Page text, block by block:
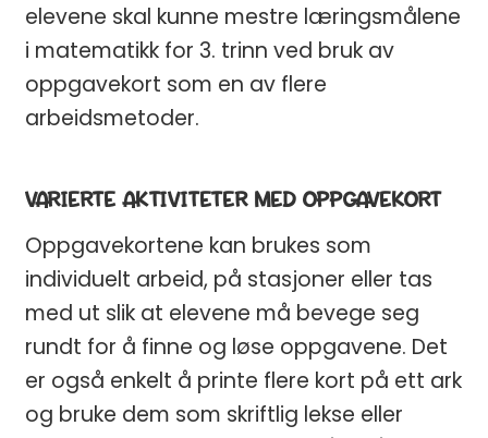
elevene skal kunne mestre læringsmålene
i matematikk for 3. trinn ved bruk av
oppgavekort som en av flere
arbeidsmetoder.
VARIERTE AKTIVITETER MED OPPGAVEKORT
Oppgavekortene kan brukes som
individuelt arbeid, på stasjoner eller tas
med ut slik at elevene må bevege seg
rundt for å finne og løse oppgavene. Det
er også enkelt å printe flere kort på ett ark
og bruke dem som skriftlig lekse eller